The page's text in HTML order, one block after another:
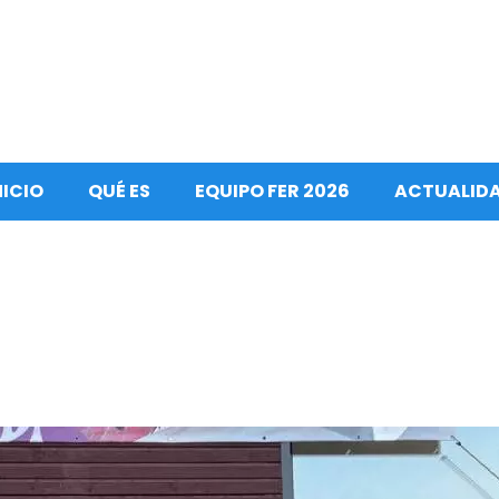
QUÉ ES EQUIPO FER 2026